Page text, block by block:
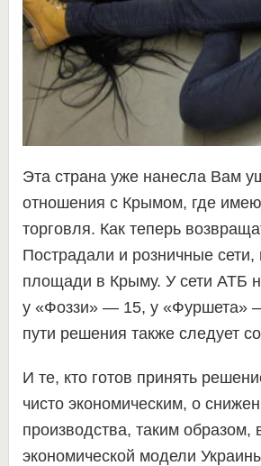
Эта страна уже нанесла Вам
отношения с Крымом, где
торговля. Как теперь
Пострадали и розничные
площади в Крыму. У сети АТБ
у «Фоззи» — 15, у «Фуршета»
пути решения также следует
И те, кто готов принять
чисто экономическим, о
производства, таким образом,
экономической модели